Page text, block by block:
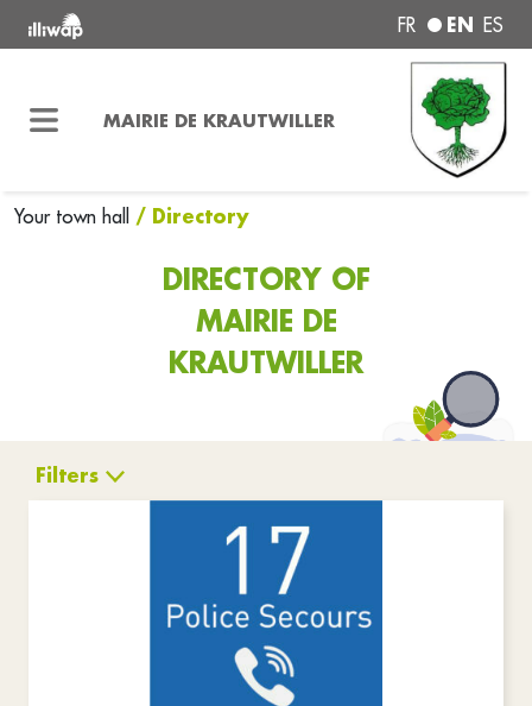
FR EN ES
MAIRIE DE KRAUTWILLER
Your town hall / Directory
DIRECTORY OF
MAIRIE DE
KRAUTWILLER
Filters
Public services